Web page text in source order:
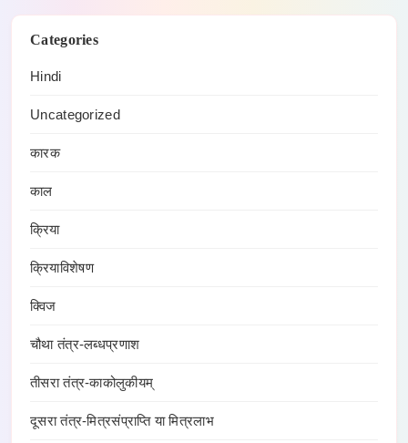
Categories
Hindi
Uncategorized
कारक
काल
क्रिया
क्रियाविशेषण
क्विज
चौथा तंत्र-लब्धप्रणाश
तीसरा तंत्र-काकोलुकीयम्
दूसरा तंत्र-मित्रसंप्राप्ति या मित्रलाभ